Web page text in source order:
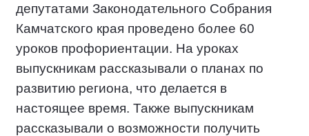
депутатами Законодательного Собрания
Камчатского края проведено более 60
уроков профориентации. На уроках
выпускникам рассказывали о планах по
развитию региона, что делается в
настоящее время. Также выпускникам
рассказывали о возможности получить